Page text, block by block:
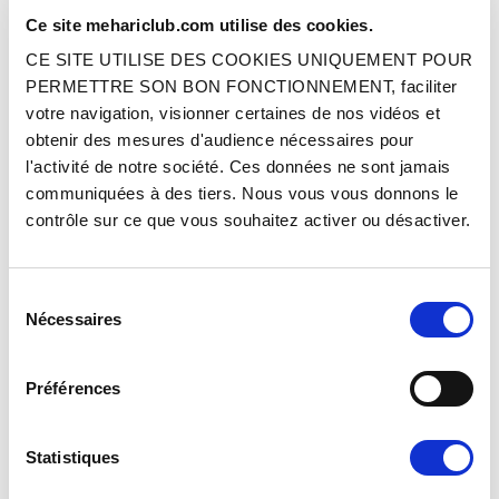
Ce site mehariclub.com utilise des cookies.
CE SITE UTILISE DES COOKIES UNIQUEMENT POUR
PERMETTRE SON BON FONCTIONNEMENT, faciliter
votre navigation, visionner certaines de nos vidéos et
obtenir des mesures d'audience nécessaires pour
l'activité de notre société. Ces données ne sont jamais
communiquées à des tiers. Nous vous vous donnons le
contrôle sur ce que vous souhaitez activer ou désactiver.
Nécessaires
Préférences
Statistiques
Réf. : 1013746
Prix 24.90 €
AJOUTER AU PANIER
Réf. : 1604026
Prix 26.50 €
AJOUTER AU PANIER
AXE DE FOURCHETTE ORIGINE -